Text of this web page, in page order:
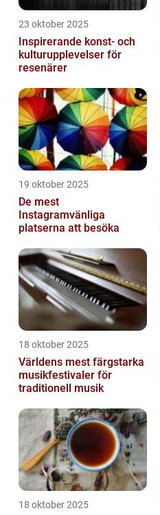
23 oktober 2025
Inspirerande konst- och
kulturupplevelser för
resenärer
19 oktober 2025
De mest
Instagramvänliga
platserna att besöka
18 oktober 2025
Världens mest färgstarka
musikfestivaler för
traditionell musik
18 oktober 2025